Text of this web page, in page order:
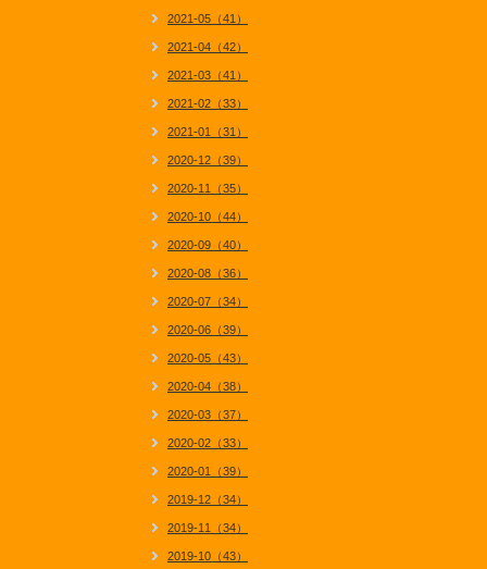
2021-05（41）
2021-04（42）
2021-03（41）
2021-02（33）
2021-01（31）
2020-12（39）
2020-11（35）
2020-10（44）
2020-09（40）
2020-08（36）
2020-07（34）
2020-06（39）
2020-05（43）
2020-04（38）
2020-03（37）
2020-02（33）
2020-01（39）
2019-12（34）
2019-11（34）
2019-10（43）